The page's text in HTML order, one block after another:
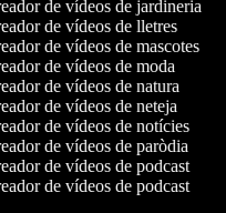
de vídeos de jardineria
de vídeos de lletres
de vídeos de mascotes
de vídeos de moda
de vídeos de natura
de vídeos de neteja
de vídeos de notícies
de vídeos de paròdia
de vídeos de podcast
de vídeos de podcast